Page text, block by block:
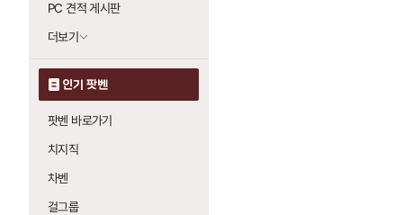
PC 견적 게시판
더보기
인기 팟벤
팟벤 바로가기
치지직
차벤
걸그룹